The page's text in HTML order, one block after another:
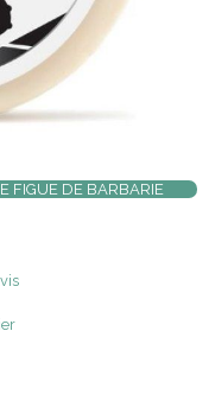
FIGUE DE BARBARIE